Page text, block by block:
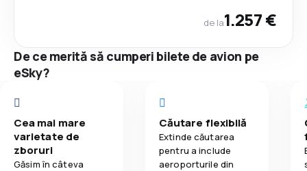
de la1.257 €
De ce merită să cumperi bilete de avion pe
eSky?
Cea mai mare
varietate de
zboruri
Găsim în câteva
Căutare flexibilă
Extinde căutarea
pentru a include
aeroporturile din